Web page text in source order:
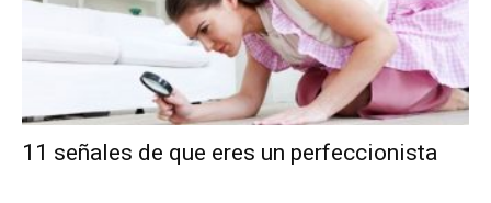
11 señales de que eres un perfeccionista